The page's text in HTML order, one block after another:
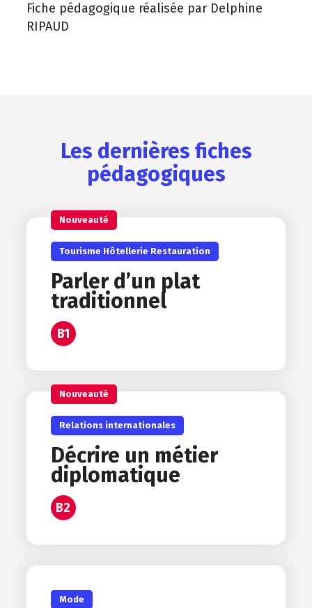
Fiche pédagogique réalisée par Delphine
RIPAUD
Les dernières fiches
pédagogiques
Nouveauté
Tourisme Hôtellerie Restauration
Parler d’un plat
traditionnel
B1
Nouveauté
Relations internationales
Décrire un métier
diplomatique
B2
Mode